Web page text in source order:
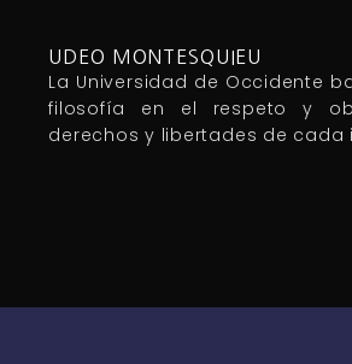
UDEO MONTESQUIEU
La Universidad de Occidente
filosofía en el respeto y
derechos y libertades de cada